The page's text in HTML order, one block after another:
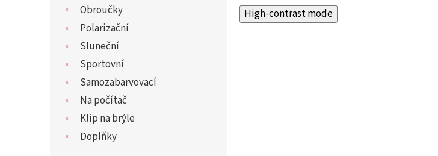
Obroučky
Polarizační
Sluneční
Sportovní
Samozabarvovací
Na počítač
Klip na brýle
Doplňky
High-contrast mode